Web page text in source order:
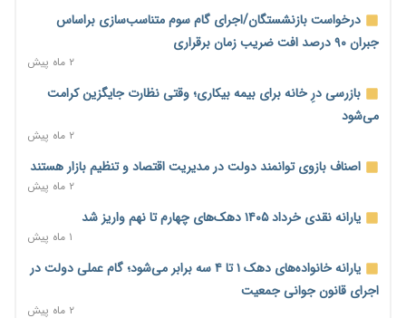
محدودیت صنایع
۱۰ ساعت پیش
ورود بخش خصوصی به حکمرانی اشتغال؛ «یاوران پیشرفت»
امسال گسترده‌تر می‌شود
۱۰ ساعت پیش
مطالبه کارگران جنوب برای پرداخت «حق جنگ»؛ از نفت و گاز تا
شبکه برق
۱۰ ساعت پیش
حساب‌های شرکت ملی نفت در بانک صنعت و معدن مسدود شد؛
بدهی یک میلیارد دلاری
درآمد کارگزاری‌ها چقدر است؟ کانون کارگزاران اعداد منتشرشده در
فضای مجازی را تکذیب کرد
درخواست بازنشستگان/اجرای گام سوم متناسب‌سازی براساس
جبران ۹۰ درصد افت ضریب زمان برقراری
۲ ماه پیش
بازرسی درِ خانه برای بیمه بیکاری؛ وقتی نظارت جایگزین کرامت
می‌شود
۲ ماه پیش
اصناف بازوی توانمند دولت در مدیریت اقتصاد و تنظیم بازار هستند
۲ ماه پیش
یارانه نقدی خرداد ۱۴۰۵ دهک‌های چهارم تا نهم واریز شد
۱ ماه پیش
یارانه خانواده‌های دهک ۱ تا ۴ سه برابر می‌شود؛ گام عملی دولت در
اجرای قانون جوانی جمعیت
۲ ماه پیش